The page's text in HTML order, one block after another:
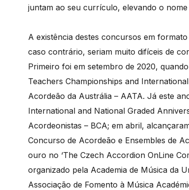
juntam ao seu currículo, elevando o
A existência destes concursos em
caso contrário, seriam muito difíceis de
Primeiro foi em setembro de 2020,
Teachers Championships and
Acordeão da Austrália – AATA. Já este
International and National Graded
Acordeonistas – BCA; em abril,
Concurso de Acordeão e Ensembles de
ouro no ‘The Czech Accordion OnLine
organizado pela Academia de Música da
Associação de Fomento à Música